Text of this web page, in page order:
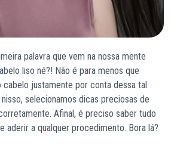
palavra que vem na nossa mente
liso né?! Não é para menos que
cabelo justamente por conta dessa tal
selecionamos dicas preciosas de
Afinal, é preciso saber tudo
aderir a qualquer procedimento. Bora lá?